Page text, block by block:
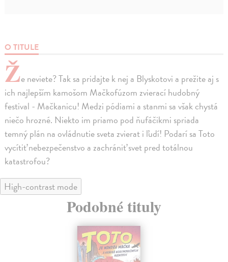
O TITULE
Že neviete? Tak sa pridajte k nej a Blyskotovi a prežite aj s
ich najlepším kamošom Mačkofúzom zvierací hudobný
festival - Mačkanicu! Medzi pódiami a stanmi sa však chystá
niečo hrozné. Niekto im priamo pod ňufáčikmi spriada
temný plán na ovládnutie sveta zvierat i ľudí! Podarí sa Toto
vycítiť nebezpečenstvo a zachrániť svet pred totálnou
katastrofou?
High-contrast mode
Podobné tituly